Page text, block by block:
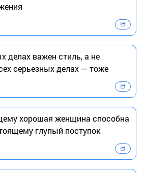
делах важен стиль, а не
серьезных делах — тоже
хорошая женщина способна
глупый поступок